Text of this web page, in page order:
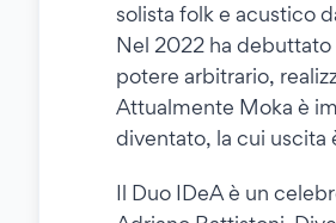
solista folk e acustico
Nel 2022 ha
potere arbitrario,
Attualmente Moka è
diventato, la cui
Il Duo IDeA è un